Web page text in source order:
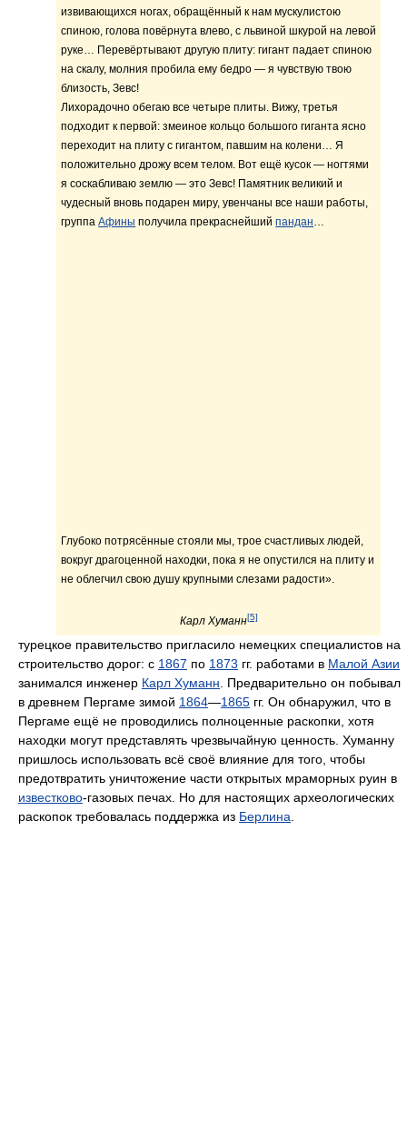
извивающихся ногах, обращённый к нам мускулистою
спиною, голова повёр­нута влево, с львиной шкурой на левой
руке… Перевёртывают другую пли­ту: гигант падает спиною
на скалу, молния пробила ему бедро — я чувствую твою
близость, Зевс!
Лихорадочно обегаю все четыре плиты. Вижу, третья
подходит к первой: змеиное кольцо большого гиганта ясно
переходит на плиту с гигантом, павшим на колени… Я
положительно дрожу всем телом. Вот ещё ку­сок — ногтями
я соскабливаю землю — это Зевс! Памятник великий и
чудесный вновь подарен миру, увенчаны все наши работы,
группаАфины получила прекраснейшийпандан
Глубоко потрясённые стояли мы, трое счастливых людей,
вокруг драгоценной находки, пока я не опустился на плиту и
не облегчил свою ду­шу крупными слезами радости».
Карл Хуманн[5]
турецкое правительство пригласило немецких специалистов на
строительство дорог: с 1867 по 1873 гг. работами в Малой Азии
занимался инженер Карл Хуманн . Предварительно он побывал
в древнем Пергаме зимой 1864—1865 гг. Он обнаружил, что в
Пергаме ещё не проводились полноценные раскопки, хотя
находки могут представлять чрезвычайную ценность. Хуманну
пришлось использовать всё своё влияние для того, чтобы
предотвратить уничтожение части открытых мраморных руин в
известково-газовых печах. Но для настоящих археологических
раскопок требовалась поддержка из Берлина